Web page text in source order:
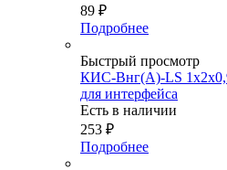
89 ₽
Подробнее
Быстрый просмотр
КИС-Внг(А)-LS
для интерфейса
Есть в наличии
253 ₽
Подробнее